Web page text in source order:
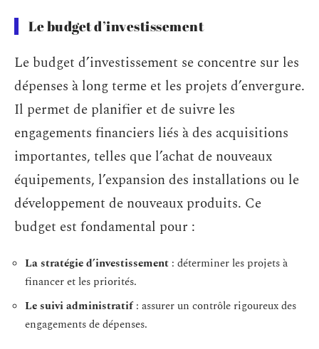
Le budget d’investissement
Le budget d’investissement se concentre sur les
dépenses à long terme et les projets d’envergure.
Il permet de planifier et de suivre les
engagements financiers liés à des acquisitions
importantes, telles que l’achat de nouveaux
équipements, l’expansion des installations ou le
développement de nouveaux produits. Ce
budget est fondamental pour :
La stratégie d’investissement : déterminer les projets à
financer et les priorités.
Le suivi administratif: assurer un contrôle rigoureux des
engagements de dépenses.